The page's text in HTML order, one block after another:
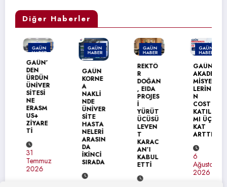
Diğer Haberler
GAÜN
HABER
GAÜN’
DEN
ÜRDÜN
ÜNİVER
SİTESİ
NE
ERASM
US+
ZİYARE
Temmuz
2026
GAÜN
HABER
GAÜN
KORNE
NAKLİ
NDE
ÜNİVER
SİTE
HASTA
NELERİ
ARASIN
DA
İKİNCİ
SIRADA
GAÜN
HABER
REKTÖ
DOĞAN
, EIDA
PROJES
YÜRÜT
ÜCÜSÜ
LEVEN
KARAC
AN’I
KABUL
ETTİ
GAÜN
HABER
MANŞET
GAÜN
AKADE
MİSYEN
LERİNİ
COST
KATILI
MI ÜÇ
KAT
ARTTI
Ağustos
2026